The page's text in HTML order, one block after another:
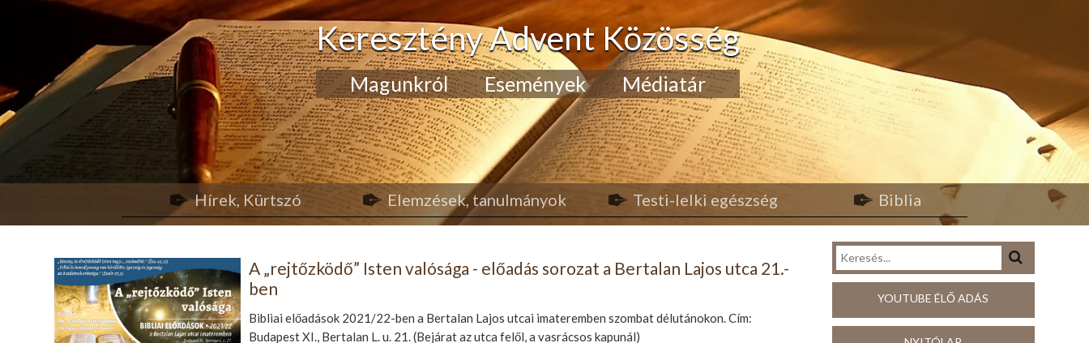
Keresztény Advent Közösség
Magunkról Események Médiatár
Hírek, Kürtszó Elemzések, tanulmányok Testi-lelki egészség Biblia
A „rejtőzködő” Isten valósága - előadás sorozat a Bertalan Lajos utca 21.-
ben
Bibliai előadások 2021/22-ben a Bertalan Lajos utcai imateremben szombat délutánokon. Cím:
Budapest XI., Bertalan L. u. 21. (Bejárat az utca felől, a vasrácsos kapunál)
YOUTUBE ÉLŐ ADÁS